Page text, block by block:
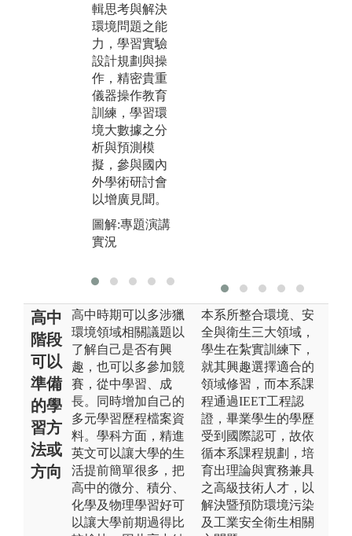
輯思考與解決
環境問題之能
力，學習實驗
設計規劃與操
作，精密貴重
儀器操作教育
訓練，學習環
境大數據之分
析與預測模
擬，參與國內
外學術研討會
以增廣見聞。
圖解:專題演講
實況
高中
階段
可以
準備
的學
習方
法或
方向
高中時期可以多涉獵
環境領域相關議題以
了解自己是否有興
趣，也可以多參加競
賽，從中學習、成
長。同時增加自己的
多元學習歷程檔案資
料。學科方面，精進
英文可以讓大學的生
活提前簡單很多，把
高中的微分、積分、
化學及物理學習好可
以讓大學前期過得比
本系所整合環境、安
全與衛生三大領域，
學生在紮實訓練下，
就其興趣選擇適合的
領域修習，而本系課
程通過IEET工程認
證，畢業學生的學歷
受到國際認可，故依
循本系課程規劃，培
育出理論與實務兼具
之高級技術人才，以
解決暨預防環境污染
及工業安全衛生相關